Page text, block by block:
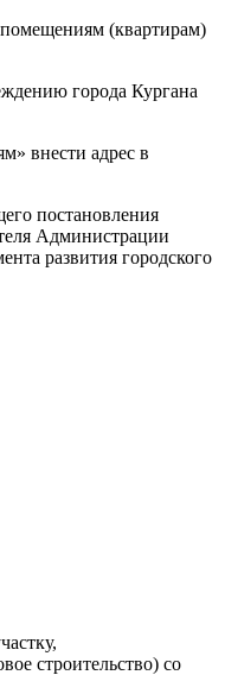
(квартирам)
города Кургана
внести адрес в
постановления
Администрации
развития городского
строительство) со